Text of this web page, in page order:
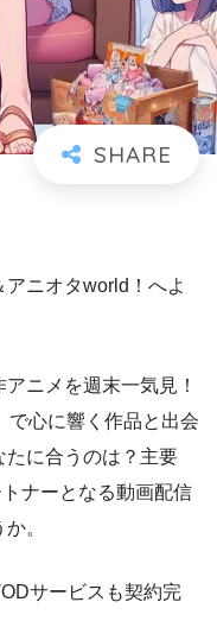
ニオタworld！へよ
ニメを週末一気見！
で心に響く作品と出会
たに合うのは？主要
ナーとなる動画配信
。
サービスも契約完